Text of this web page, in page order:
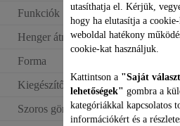
Funkciók
Henger átmérője
Forma
Kiegészítők 1:
Szoros göndör
utasíthatja el. Kérjük,
hogy ha elutasítja a
weboldal hatékony
cookie-kat használjuk.
Kattintson a "Saját
lehetőségek" gombra a
kategóriákkal kapcsolatos
információkért és a